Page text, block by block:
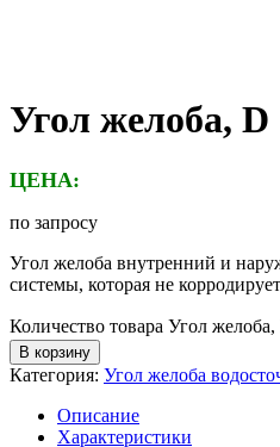
Угол желоба, D
ЦЕНА:
по запросу
Угол желоба внутренний и
системы, которая не
Количество товара Угол
В корзину
Категория: Угол желоба
Описание
Характеристики